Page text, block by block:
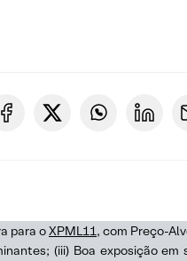
para oXPML11, com Preço-
(iii) Boa exposição